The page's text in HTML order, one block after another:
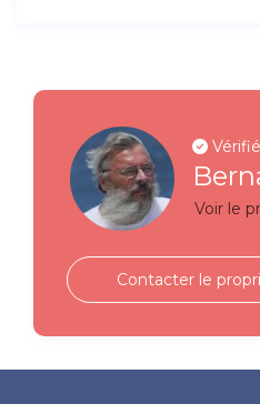
Vérifié
Voir le
Contacter le